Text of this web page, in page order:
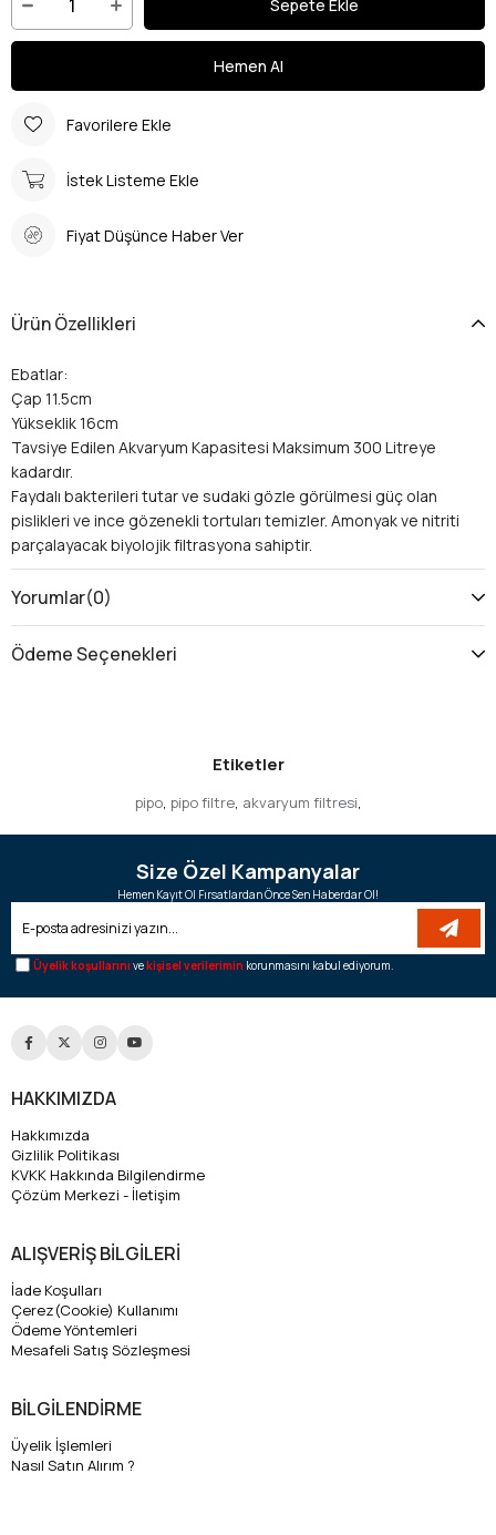
Favorilere Ekle
İstek Listeme Ekle
Fiyat Düşünce Haber Ver
Ürün Özellikleri
Ebatlar:
Çap 11.5cm
Yükseklik 16cm
Tavsiye Edilen Akvaryum Kapasitesi Maksimum 300 Litreye
kadardır.
Faydalı bakterileri tutar ve sudaki gözle görülmesi güç olan
pislikleri ve ince gözenekli tortuları temizler. Amonyak ve nitriti
parçalayacak biyolojik filtrasyona sahiptir.
Yorumlar(0)
Ödeme Seçenekleri
Etiketler
pipo, pipo filtre, akvaryum filtresi,
Size Özel Kampanyalar
Hemen Kayıt Ol Fırsatlardan Önce Sen Haberdar Ol!
Üyelik koşullarını vekişisel verilerimin korunmasını kabul ediyorum.
HAKKIMIZDA
Hakkımızda
Gizlilik Politikası
KVKK Hakkında Bilgilendirme
Çözüm Merkezi - İletişim
ALIŞVERİŞ BİLGİLERİ
İade Koşulları
Çerez(Cookie) Kullanımı
Ödeme Yöntemleri
Mesafeli Satış Sözleşmesi
BİLGİLENDİRME
Üyelik İşlemleri
Nasıl Satın Alırım ?